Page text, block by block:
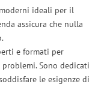
ideali per il
assicura che nulla
e formati per
Sono dedicati
le esigenze di